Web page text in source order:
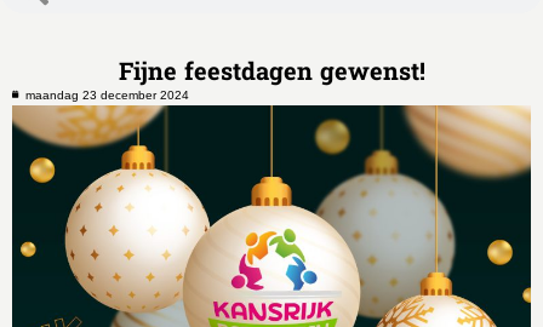
Fijne feestdagen gewenst!
maandag 23 december 2024